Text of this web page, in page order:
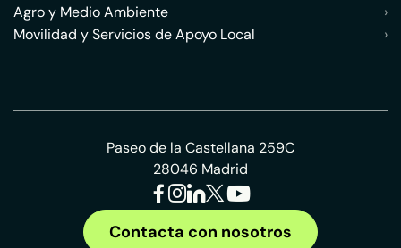
Agro y Medio Ambiente
›
Movilidad y Servicios de Apoyo Local
›
Paseo de la Castellana 259C
28046 Madrid
Contacta con nosotros